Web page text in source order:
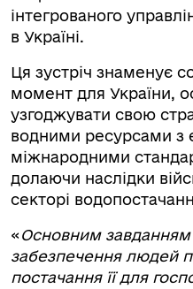
інтегрованого
в Україні.
Ця зустріч знаменує
момент для України,
узгоджувати свою
водними ресурсами з
міжнародними
долаючи наслідки
секторі
« Основним завданням
забезпечення людей
постачання її для